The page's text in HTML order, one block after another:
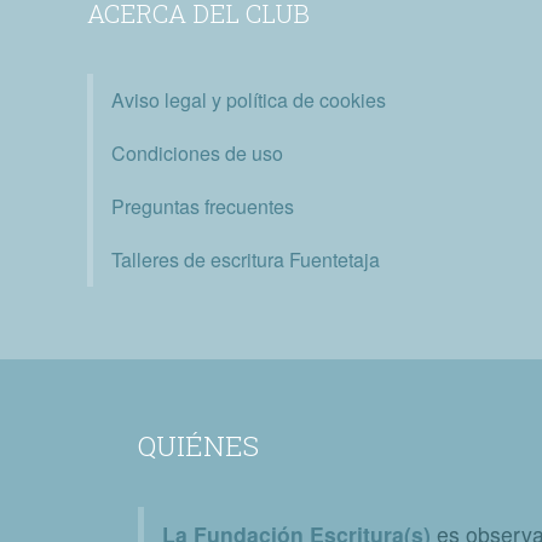
ACERCA DEL CLUB
Aviso legal y política de cookies
Condiciones de uso
Preguntas frecuentes
Talleres de escritura Fuentetaja
QUIÉNES
La Fundación Escritura(s) es